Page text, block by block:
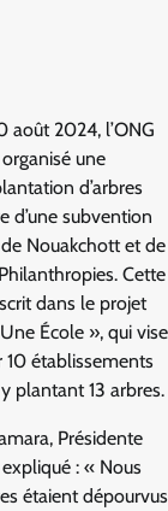
août 2024, l’ONG
une
d’arbres
d’une subvention
Nouakchott et de
Cette
dans le projet
École », qui vise
10 établissements
plantant 13 arbres.
Présidente
: « Nous
étaient dépourvus